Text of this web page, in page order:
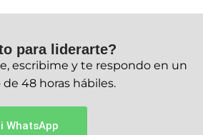
para liderarte?
escribime y te respondo en un
de 48 horas hábiles.
WhatsApp